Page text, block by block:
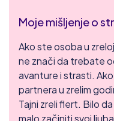
Moje mišljenje o
Ako ste osoba u
ne znači da trebate
avanture i strasti.
partnera u zrelim
Tajni zreli flert. Bilo
malo začiniti svoj